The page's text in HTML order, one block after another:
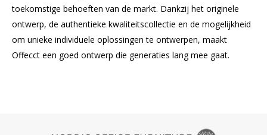
toekomstige behoeften van de markt. Dankzij het originele
ontwerp, de authentieke kwaliteitscollectie en de mogelijkheid
om unieke individuele oplossingen te ontwerpen, maakt
Offecct een goed ontwerp die generaties lang mee gaat.